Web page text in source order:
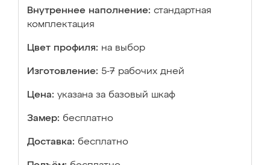
Внутреннее наполнение: стандартная
комплектация
Цвет профиля: на выбор
Изготовление: 5-7 рабочих дней
Цена: указана за базовый шкаф
Замер: бесплатно
Доставка: бесплатно